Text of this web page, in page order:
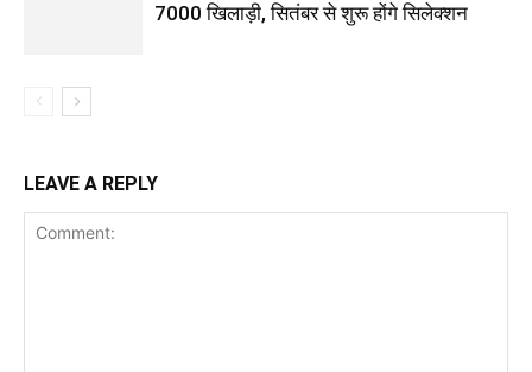
7000 खिलाड़ी, सितंबर से शुरू होंगे सिलेक्शन
LEAVE A REPLY